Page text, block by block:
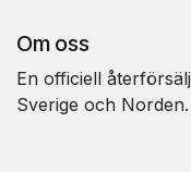
Om oss
En officiell
Sverige och Norden.